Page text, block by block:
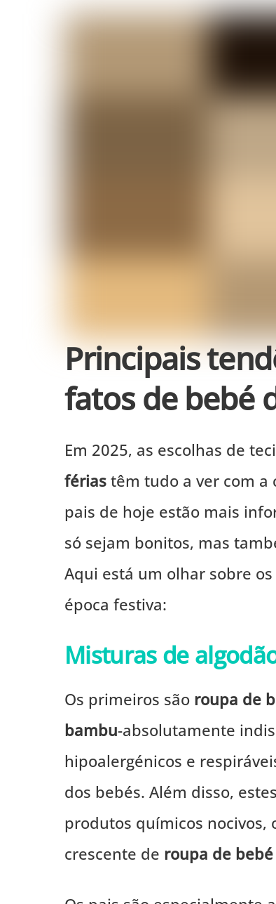
Principais
fatos de bebé
Em 2025, as escolhas de
férias têm tudo a ver com a
pais de hoje estão mais
só sejam bonitos, mas
Aqui está um olhar sobre
época festiva:
Misturas de
Os primeiros são roupa de
bambu-absolutamente
hipoalergénicos e
dos bebés. Além disso,
produtos químicos
crescente de roupa de